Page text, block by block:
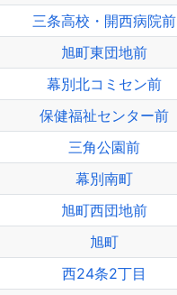
三条高校・開西病院前
旭町東団地前
幕別北コミセン前
保健福祉センター前
三角公園前
幕別南町
旭町西団地前
旭町
西24条2丁目